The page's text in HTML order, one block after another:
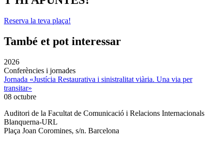
Reserva la teva plaça!
També et pot interessar
2026
Conferències i jornades
Jornada «Justícia Restaurativa i sinistralitat viària. Una via per
transitar»
08 octubre
Auditori de la Facultat de Comunicació i Relacions Internacionals
Blanquerna-URL
Plaça Joan Coromines, s/n. Barcelona